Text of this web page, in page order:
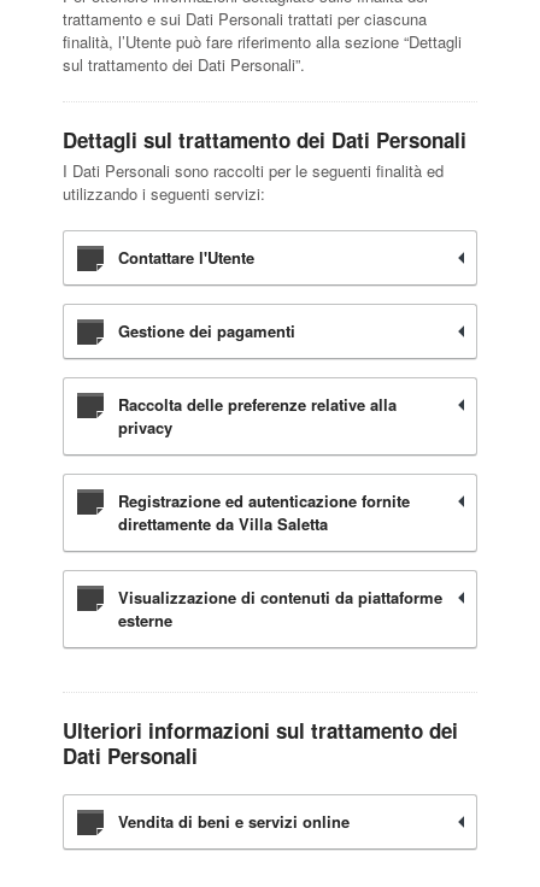
trattamento e sui Dati Personali trattati per ciascuna
finalità, l’Utente può fare riferimento alla sezione “Dettagli
sul trattamento dei Dati Personali”.
Dettagli sul trattamento dei Dati Personali
I Dati Personali sono raccolti per le seguenti finalità ed
utilizzando i seguenti servizi:
Contattare l'Utente
Gestione dei pagamenti
Raccolta delle preferenze relative alla
privacy
Registrazione ed autenticazione fornite
direttamente da Villa Saletta
Visualizzazione di contenuti da piattaforme
esterne
Ulteriori informazioni sul trattamento dei
Dati Personali
Vendita di beni e servizi online